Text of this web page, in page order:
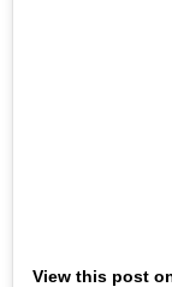
View this post